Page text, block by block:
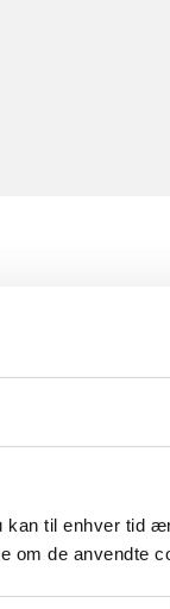
kan til enhver tid
de anvendte